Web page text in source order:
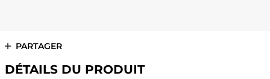
PARTAGER
DÉTAILS DU PRODUIT